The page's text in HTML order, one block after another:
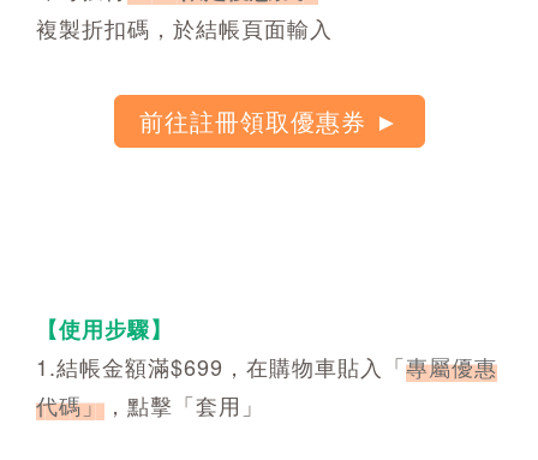
複製折扣碼，於結帳頁面輸入
【使用步驟】
1.結帳金額滿$699，在購物車貼入「專屬優惠
代碼」 ，點擊「套用」